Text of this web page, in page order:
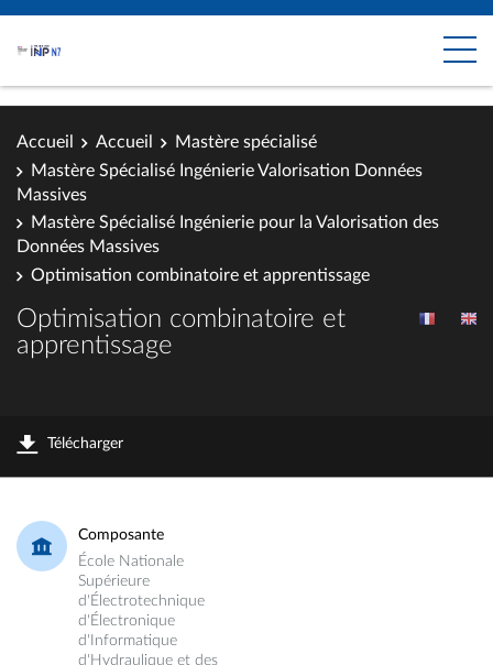
Accueil Accueil
Mastère spécialisé
Mastère Spécialisé Ingénierie Valorisation Données
Massives
Mastère Spécialisé Ingénierie pour la Valorisation des
Données Massives
Optimisation combinatoire et apprentissage
Optimisation combinatoire et
apprentissage
Télécharger
Composante
École Nationale
Supérieure
d'Électrotechnique
d'Électronique
d'Informatique
d'Hydraulique et des